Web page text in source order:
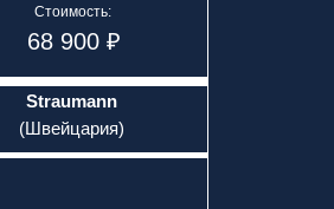
Straumann
(Швейцария)
Стоимость:
68 900 ₽